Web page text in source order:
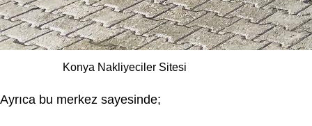
Konya Nakliyeciler Sitesi
Ayrıca bu merkez sayesinde;